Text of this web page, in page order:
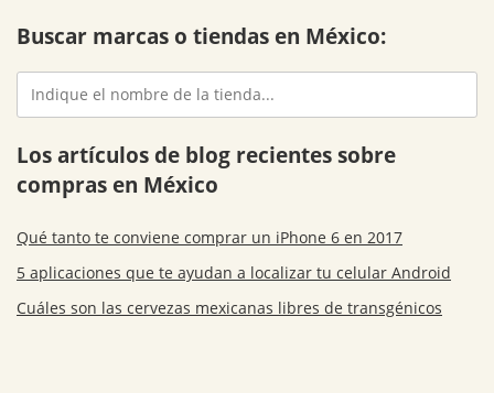
Buscar marcas o tiendas en México:
Los artículos de blog recientes sobre
compras en México
Qué tanto te conviene comprar un iPhone 6 en 2017
5 aplicaciones que te ayudan a localizar tu celular Android
Cuáles son las cervezas mexicanas libres de transgénicos